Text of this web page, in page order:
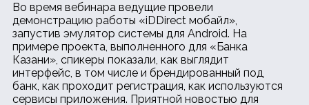
Во время вебинара ведущие провели
демонстрацию работы «iDDirect мобайл»,
запустив эмулятор системы для Android. На
примере проекта, выполненного для «Банка
Казани», спикеры показали, как выглядит
интерфейс, в том числе и брендированный под
банк, как проходит регистрация, как используются
сервисы приложения. Приятной новостью для